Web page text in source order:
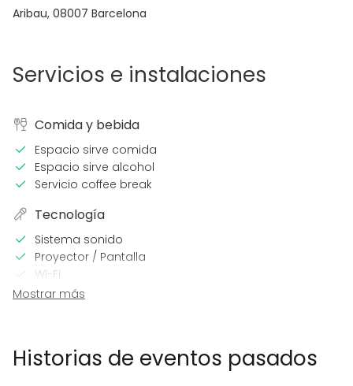
Aribau, 08007 Barcelona
Servicios e instalaciones
Comida y bebida
Espacio sirve comida
Espacio sirve alcohol
Servicio coffee break
Tecnología
Sistema sonido
Proyector / Pantalla
Wi-Fi
Sistema sonido profesional
Mostrar más
Historias de eventos pasados